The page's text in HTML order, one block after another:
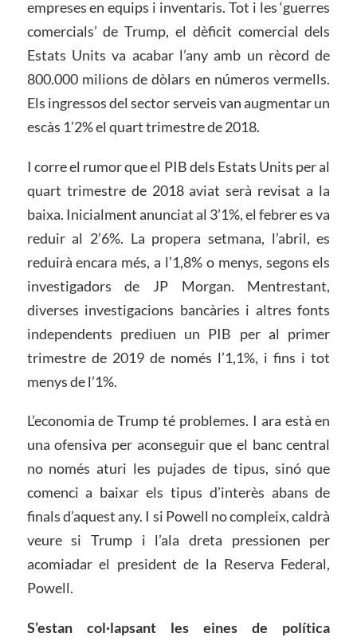
empreses en equips i inventaris. Tot i les ‘guerres
comercials’ de Trump, el dèficit comercial dels
Estats Units va acabar l’any amb un rècord de
800.000 milions de dòlars en números vermells.
Els ingressos del sector serveis van augmentar un
escàs 1’2% el quart trimestre de 2018.
I corre el rumor que el PIB dels Estats Units per al
quart trimestre de 2018 aviat serà revisat a la
baixa. Inicialment anunciat al 3’1%, el febrer es va
reduir al 2’6%. La propera setmana, l’abril, es
reduirà encara més, a l’1,8% o menys, segons els
investigadors de JP Morgan. Mentrestant,
diverses investigacions bancàries i altres fonts
independents prediuen un PIB per al primer
trimestre de 2019 de només l’1,1%, i fins i tot
menys de l’1%.
L’economia de Trump té problemes. I ara està en
una ofensiva per aconseguir que el banc central
no només aturi les pujades de tipus, sinó que
comenci a baixar els tipus d’interès abans de
finals d’aquest any. I si Powell no compleix, caldrà
veure si Trump i l’ala dreta pressionen per
acomiadar el president de la Reserva Federal,
Powell.
S’estan col·lapsant les eines de política